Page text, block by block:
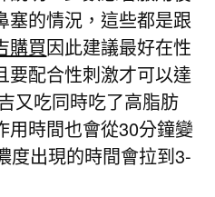
塞的情況，這些都是跟
購買因此建議最好在性
要配合性刺激才可以達
又吃同時吃了高脂肪
用時間也會從30分鐘變
度出現的時間會拉到3-